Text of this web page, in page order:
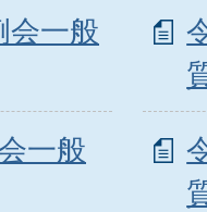
会一般
一般